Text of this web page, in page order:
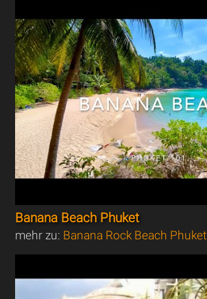
Banana Beach Phuket
mehr zu: Banana Rock Beach Phuket